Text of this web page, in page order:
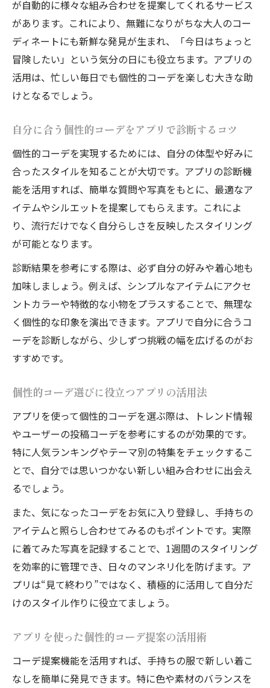
が自動的に様々な組み合わせを提案してくれるサービス
があります。これにより、無難になりがちな大人のコー
ディネートにも新鮮な発見が生まれ、「今日はちょっと
冒険したい」という気分の日にも役立ちます。アプリの
活用は、忙しい毎日でも個性的コーデを楽しむ大きな助
けとなるでしょう。
自分に合う個性的コーデをアプリで診断するコツ
個性的コーデを実現するためには、自分の体型や好みに
合ったスタイルを知ることが大切です。アプリの診断機
能を活用すれば、簡単な質問や写真をもとに、最適なア
イテムやシルエットを提案してもらえます。これによ
り、流行だけでなく自分らしさを反映したスタイリング
が可能となります。
診断結果を参考にする際は、必ず自分の好みや着心地も
加味しましょう。例えば、シンプルなアイテムにアクセ
ントカラーや特徴的な小物をプラスすることで、無理な
く個性的な印象を演出できます。アプリで自分に合うコ
ーデを診断しながら、少しずつ挑戦の幅を広げるのがお
すすめです。
個性的コーデ選びに役立つアプリの活用法
アプリを使って個性的コーデを選ぶ際は、トレンド情報
やユーザーの投稿コーデを参考にするのが効果的です。
特に人気ランキングやテーマ別の特集をチェックするこ
とで、自分では思いつかない新しい組み合わせに出会え
るでしょう。
また、気になったコーデをお気に入り登録し、手持ちの
アイテムと照らし合わせてみるのもポイントです。実際
に着てみた写真を記録することで、1週間のスタイリング
を効率的に管理でき、日々のマンネリ化を防げます。ア
プリは“見て終わり”ではなく、積極的に活用して自分だ
けのスタイル作りに役立てましょう。
アプリを使った個性的コーデ提案の活用術
コーデ提案機能を活用すれば、手持ちの服で新しい着こ
なしを簡単に発見できます。特に色や素材のバランスを